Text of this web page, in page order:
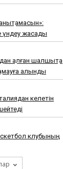
үндеу жасады
қалған шалшықта
алынды
келетін
клубының